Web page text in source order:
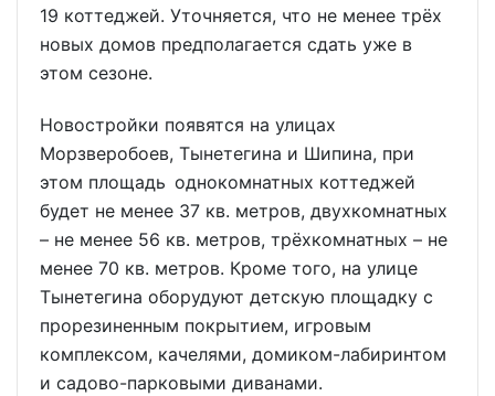
19 коттеджей. Уточняется, что не менее трёх
новых домов предполагается сдать уже в
этом сезоне.
Новостройки появятся на улицах
Морзверобоев, Тынетегина и Шипина, при
этом площадь однокомнатных коттеджей
будет не менее 37 кв. метров, двухкомнатных
– не менее 56 кв. метров, трёхкомнатных – не
менее 70 кв. метров. Кроме того, на улице
Тынетегина оборудуют детскую площадку с
прорезиненным покрытием, игровым
комплексом, качелями, домиком-лабиринтом
и садово-парковыми диванами.